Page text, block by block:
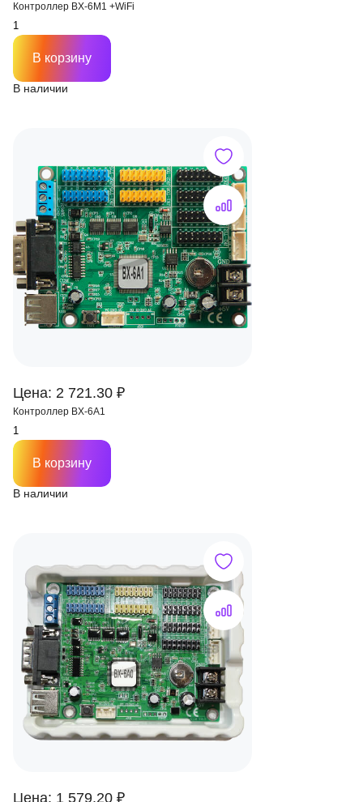
Контроллер BX-6M1 +WiFi
В наличии
В корзину
Цена: 2 721.30 ₽
Контроллер BX-6A1
В наличии
В корзину
Цена: 1 579.20 ₽